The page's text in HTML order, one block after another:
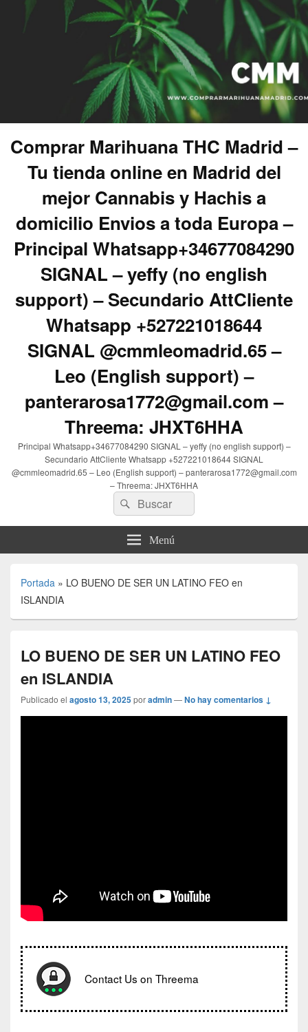
Comprar Marihuana THC Madrid –
Tu tienda online en Madrid del
mejor Cannabis y Hachis a
domicilio Envios a toda Europa –
Principal Whatsapp+34677084290
SIGNAL – yeffy (no english
support) – Secundario AttCliente
Whatsapp +527221018644
SIGNAL @cmmleomadrid.65 –
Leo (English support) –
panterarosa1772@gmail.com –
Threema: JHXT6HHA
Principal Whatsapp+34677084290 SIGNAL – yeffy (no english support) –
Secundario AttCliente Whatsapp +527221018644 SIGNAL
@cmmleomadrid.65 – Leo (English support) – panterarosa1772@gmail.com
– Threema: JHXT6HHA
Buscar
por:
Buscar
Menú
Portada » LO BUENO DE SER UN LATINO FEO en
ISLANDIA
LO BUENO DE SER UN LATINO FEO
en ISLANDIA
Publicado el agosto 13, 2025poradmin—No hay comentarios ↓
Contact Us on Threema